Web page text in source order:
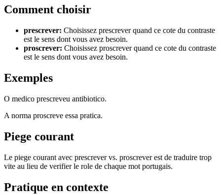
Comment choisir
prescrever: Choisissez prescrever quand ce cote du contraste
est le sens dont vous avez besoin.
proscrever: Choisissez proscrever quand ce cote du contraste
est le sens dont vous avez besoin.
Exemples
O medico prescreveu antibiotico.
A norma proscreve essa pratica.
Piege courant
Le piege courant avec prescrever vs. proscrever est de traduire trop
vite au lieu de verifier le role de chaque mot portugais.
Pratique en contexte